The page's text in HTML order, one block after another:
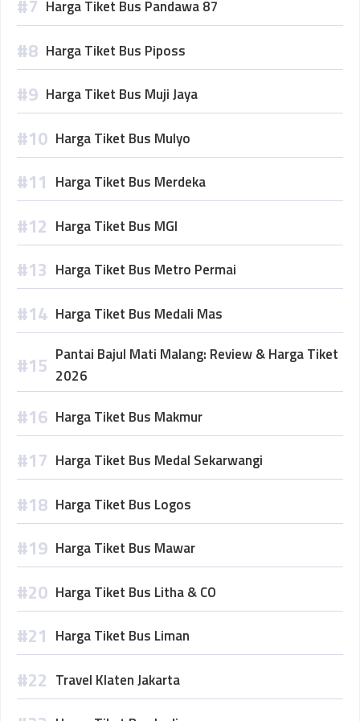
Harga Tiket Bus Pandawa 87
Harga Tiket Bus Piposs
Harga Tiket Bus Muji Jaya
Harga Tiket Bus Mulyo
Harga Tiket Bus Merdeka
Harga Tiket Bus MGI
Harga Tiket Bus Metro Permai
Harga Tiket Bus Medali Mas
Pantai Bajul Mati Malang: Review & Harga Tiket
2026
Harga Tiket Bus Makmur
Harga Tiket Bus Medal Sekarwangi
Harga Tiket Bus Logos
Harga Tiket Bus Mawar
Harga Tiket Bus Litha & CO
Harga Tiket Bus Liman
Travel Klaten Jakarta